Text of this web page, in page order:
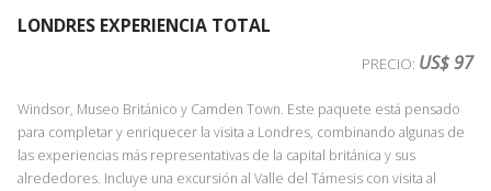
LONDRES EXPERIENCIA TOTAL
PRECIO: US$ 97
Windsor, Museo Británico y Camden Town. Este paquete está pensado
para completar y enriquecer la visita a Londres, combinando algunas de
las experiencias más representativas de la capital británica y sus
alrededores. Incluye una excursión al Valle del Támesis con visita al